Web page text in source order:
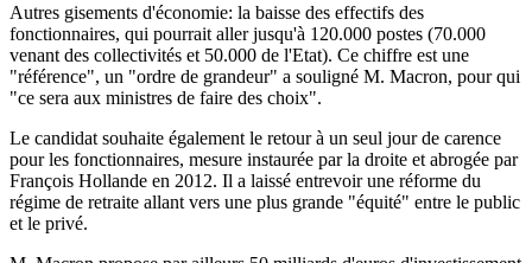
Autres gisements d'économie: la baisse des effectifs des
fonctionnaires, qui pourrait aller jusqu'à 120.000 postes (70.000
venant des collectivités et 50.000 de l'Etat). Ce chiffre est une
"référence", un "ordre de grandeur" a souligné M. Macron, pour qui
"ce sera aux ministres de faire des choix".
Le candidat souhaite également le retour à un seul jour de carence
pour les fonctionnaires, mesure instaurée par la droite et abrogée par
François Hollande en 2012. Il a laissé entrevoir une réforme du
régime de retraite allant vers une plus grande "équité" entre le public
et le privé.